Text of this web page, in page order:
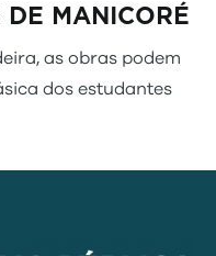
DE MANICORÉ
as obras podem
dos estudantes